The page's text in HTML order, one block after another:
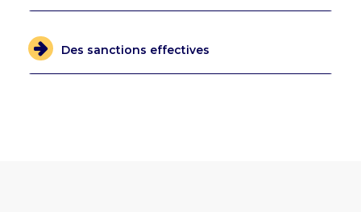
Des sanctions effectives